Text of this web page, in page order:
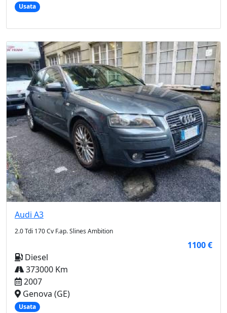
Usata
Audi A3
2.0 Tdi 170 Cv F.ap. Slines Ambition
1100 €
Diesel
373000 Km
2007
Genova (GE)
Usata